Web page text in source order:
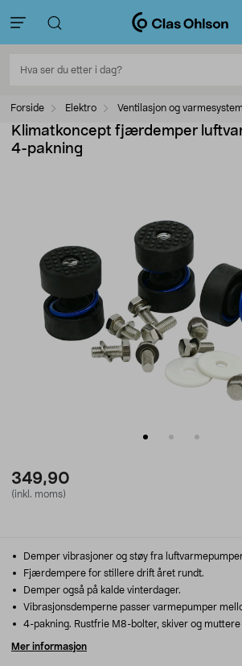
Forside Elektro Ventilasjon og varmesystem
Klimatkoncept fjærdemper
4-pakning
349,90
(inkl. moms)
Demper vibrasjoner og støy fra
Fjærdempere for stillere drift året rundt.
Demper også på kalde vinterdager.
Vibrasjonsdemperne passer varmepumper
4-pakning. Rustfrie M8-bolter, skiver og
Mer informasjon